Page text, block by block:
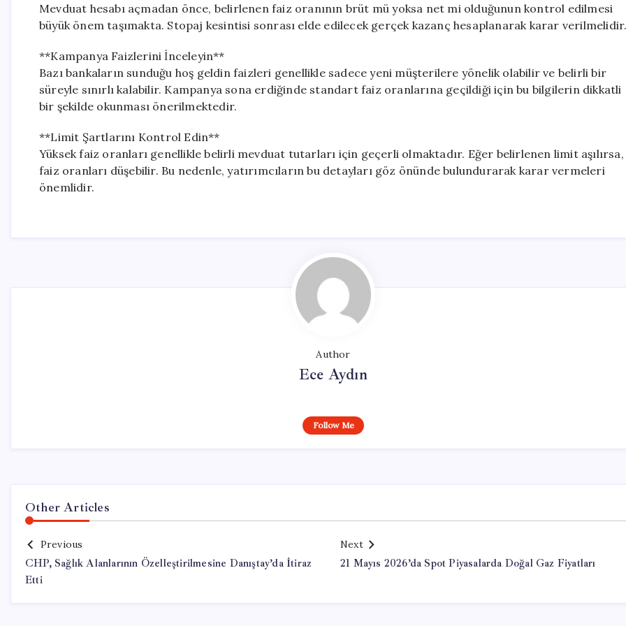
Mevduat hesabı açmadan önce, belirlenen faiz oranının brüt mü yoksa net mi olduğunun kontrol edilmesi
büyük önem taşımakta. Stopaj kesintisi sonrası elde edilecek gerçek kazanç hesaplanarak karar
**Kampanya Faizlerini İnceleyin**
Bazı bankaların sunduğu hoş geldin faizleri genellikle sadece yeni müşterilere yönelik olabilir ve belirli bir
süreyle sınırlı kalabilir. Kampanya sona erdiğinde standart faiz oranlarına geçildiği için bu bilgilerin dikkatli
bir şekilde okunması önerilmektedir.
**Limit Şartlarını Kontrol Edin**
Yüksek faiz oranları genellikle belirli mevduat tutarları için geçerli olmaktadır. Eğer belirlenen limit aşılırsa,
faiz oranları düşebilir. Bu nedenle, yatırımcıların bu detayları göz önünde bulundurarak karar vermeleri
önemlidir.
Author
Ece Aydın
Follow Me
Other Articles
Previous
CHP, Sağlık Alanlarının Özelleştirilmesine Danıştay’da İtiraz
Etti
Next
21 Mayıs 2026’da Spot Piyasalarda Doğal Gaz Fiyatları